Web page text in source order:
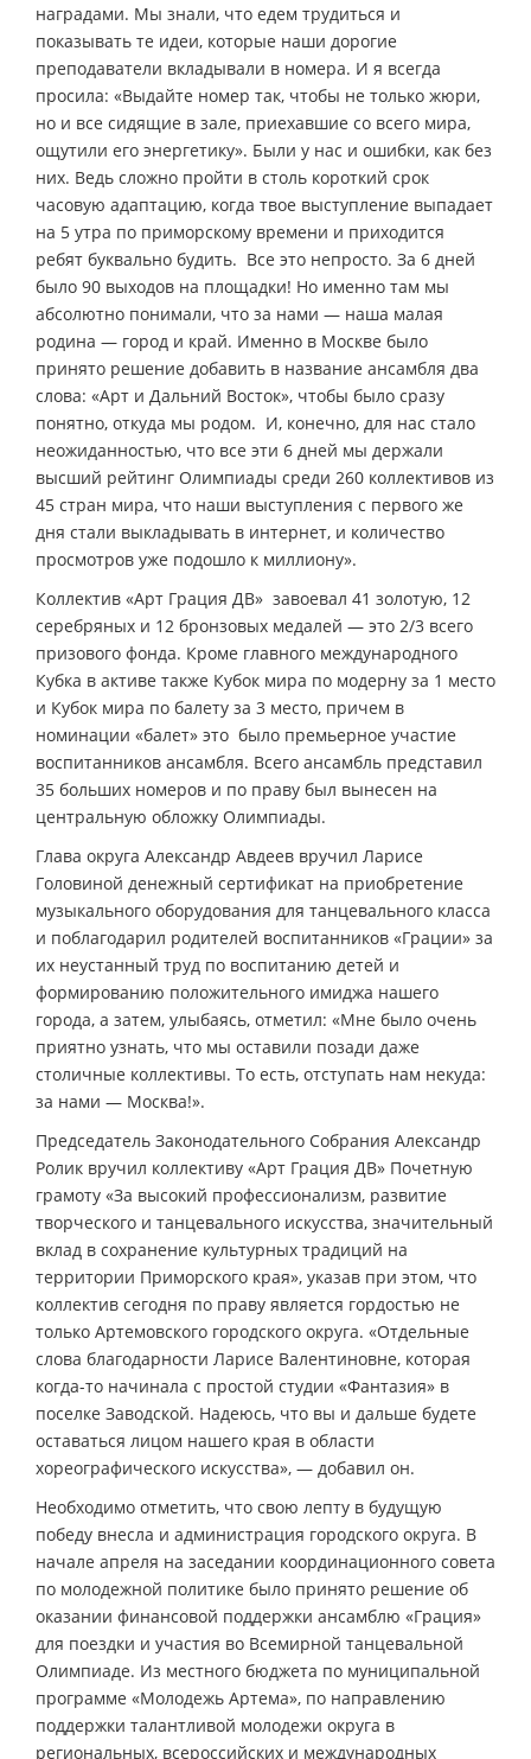
наградами. Мы знали, что едем трудиться и
показывать те идеи, которые наши дорогие
преподаватели вкладывали в номера. И я всегда
просила: «Выдайте номер так, чтобы не только жюри,
но и все сидящие в зале, приехавшие со всего мира,
ощутили его энергетику». Были у нас и ошибки, как без
них. Ведь сложно пройти в столь короткий срок
часовую адаптацию, когда твое выступление выпадает
на 5 утра по приморскому времени и приходится
ребят буквально будить. Все это непросто. За 6 дней
было 90 выходов на площадки! Но именно там мы
абсолютно понимали, что за нами — наша малая
родина — город и край. Именно в Москве было
принято решение добавить в название ансамбля два
слова: «Арт и Дальний Восток», чтобы было сразу
понятно, откуда мы родом. И, конечно, для нас стало
неожиданностью, что все эти 6 дней мы держали
высший рейтинг Олимпиады среди 260 коллективов из
45 стран мира, что наши выступления с первого же
дня стали выкладывать в интернет, и количество
просмотров уже подошло к миллиону».
Коллектив «Арт Грация ДВ» завоевал 41 золотую, 12
серебряных и 12 бронзовых медалей — это 2/3 всего
призового фонда. Кроме главного международного
Кубка в активе также Кубок мира по модерну за 1 место
и Кубок мира по балету за 3 место, причем в
номинации «балет» это было премьерное участие
воспитанников ансамбля. Всего ансамбль представил
35 больших номеров и по праву был вынесен на
центральную обложку Олимпиады.
Глава округа Александр Авдеев вручил Ларисе
Головиной денежный сертификат на приобретение
музыкального оборудования для танцевального класса
и поблагодарил родителей воспитанников «Грации» за
их неустанный труд по воспитанию детей и
формированию положительного имиджа нашего
города, а затем, улыбаясь, отметил: «Мне было очень
приятно узнать, что мы оставили позади даже
столичные коллективы. То есть, отступать нам некуда:
за нами — Москва!».
Председатель Законодательного Собрания Александр
Ролик вручил коллективу «Арт Грация ДВ» Почетную
грамоту «За высокий профессионализм, развитие
творческого и танцевального искусства, значительный
вклад в сохранение культурных традиций на
территории Приморского края», указав при этом, что
коллектив сегодня по праву является гордостью не
только Артемовского городского округа. «Отдельные
слова благодарности Ларисе Валентиновне, которая
когда-то начинала с простой студии «Фантазия» в
поселке Заводской. Надеюсь, что вы и дальше будете
оставаться лицом нашего края в области
хореографического искусства», — добавил он.
Необходимо отметить, что свою лепту в будущую
победу внесла и администрация городского округа. В
начале апреля на заседании координационного совета
по молодежной политике было принято решение об
оказании финансовой поддержки ансамблю «Грация»
для поездки и участия во Всемирной танцевальной
Олимпиаде. Из местного бюджета по муниципальной
программе «Молодежь Артема», по направлению
поддержки талантливой молодежи округа в
региональных, всероссийских и международных